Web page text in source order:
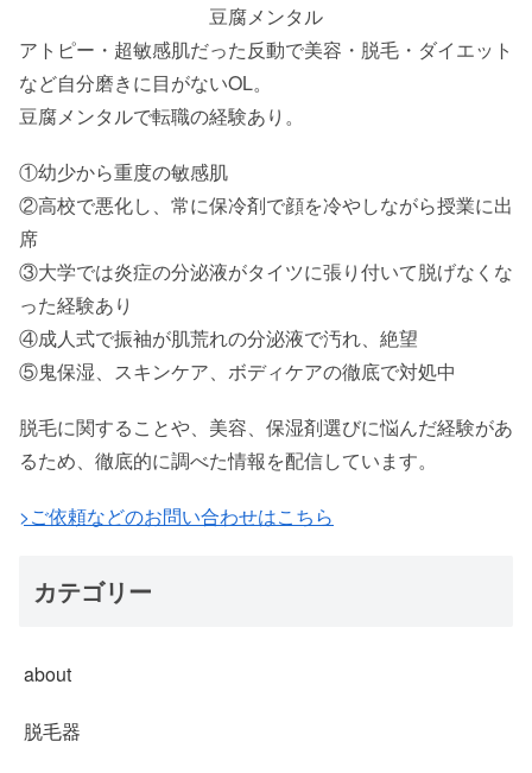
豆腐メンタル
アトピー・超敏感肌だった反動で美容・脱毛・ダイエット
など自分磨きに目がないOL。
豆腐メンタルで転職の経験あり。
①幼少から重度の敏感肌
②高校で悪化し、常に保冷剤で顔を冷やしながら授業に出
席
③大学では炎症の分泌液がタイツに張り付いて脱げなくな
った経験あり
④成人式で振袖が肌荒れの分泌液で汚れ、絶望
⑤鬼保湿、スキンケア、ボディケアの徹底で対処中
脱毛に関することや、美容、保湿剤選びに悩んだ経験があ
るため、徹底的に調べた情報を配信しています。
>ご依頼などのお問い合わせはこちら
カテゴリー
about
脱毛器